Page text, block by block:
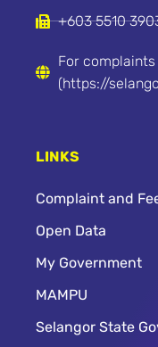
+603 5510
For complaints
(https://
LINKS
Complaint and
Open Data
My Government
MAMPU
Selangor State